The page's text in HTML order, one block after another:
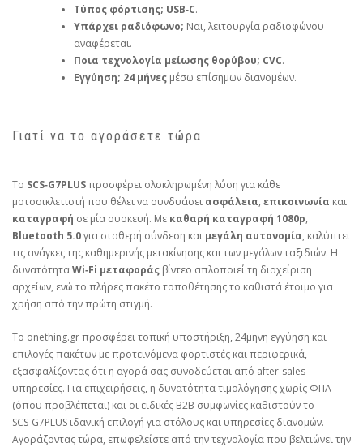
Τύπος φόρτισης; USB‑C.
Υπάρχει ραδιόφωνο; Ναι, λειτουργία ραδιοφώνου
αναφέρεται.
Ποια τεχνολογία μείωσης θορύβου; CVC.
Εγγύηση; 24 μήνες μέσω επίσημων διανομέων.
Γιατί να το αγοράσετε τώρα
Το SCS‑G7PLUSπροσφέρει ολοκληρωμένη λύση για κάθε
μοτοσικλετιστή που θέλει να συνδυάσει ασφάλεια, επικοινωνία και
καταγραφή σε μία συσκευή. Με καθαρή καταγραφή 1080p,
Bluetooth 5.0για σταθερή σύνδεση και μεγάλη αυτονομία, καλύπτει
τις ανάγκες της καθημερινής μετακίνησης και των μεγάλων ταξιδιών. Η
δυνατότηταWi‑Fi μεταφοράς βίντεο απλοποιεί τη διαχείριση
αρχείων, ενώ το πλήρες πακέτο τοποθέτησης το καθιστά έτοιμο για
χρήση από την πρώτη στιγμή.
Το onething.gr προσφέρει τοπική υποστήριξη, 24μηνη εγγύηση και
επιλογές πακέτων με προτεινόμενα φορτιστές και περιφερικά,
εξασφαλίζοντας ότι η αγορά σας συνοδεύεται από after‑sales
υπηρεσίες. Για επιχειρήσεις, η δυνατότητα τιμολόγησης χωρίς ΦΠΑ
(όπου προβλέπεται) και οι ειδικές B2B συμφωνίες καθιστούν το
SCS‑G7PLUS ιδανική επιλογή για στόλους και υπηρεσίες διανομών.
Αγοράζοντας τώρα, επωφελείστε από την τεχνολογία που βελτιώνει την